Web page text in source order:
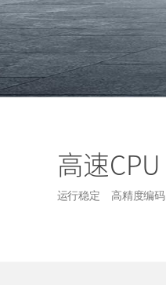
高速CPU
运行稳定 高精度编码